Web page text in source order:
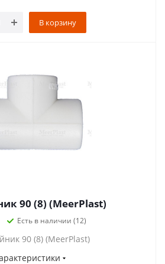
В корзину
90 (8) (MeerPlast)
Есть в наличии (12)
90 (8) (MeerPlast)